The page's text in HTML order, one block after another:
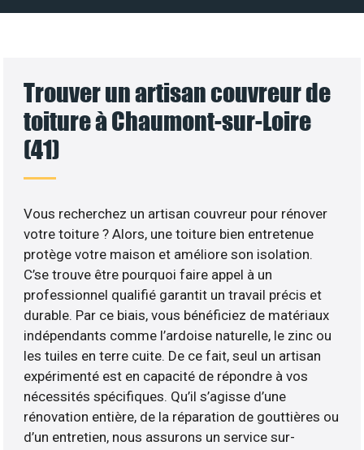
Trouver un artisan couvreur de
toiture à Chaumont-sur-Loire
(41)
Vous recherchez un artisan couvreur pour rénover
votre toiture ? Alors, une toiture bien entretenue
protège votre maison et améliore son isolation.
C’se trouve être pourquoi faire appel à un
professionnel qualifié garantit un travail précis et
durable. Par ce biais, vous bénéficiez de matériaux
indépendants comme l’ardoise naturelle, le zinc ou
les tuiles en terre cuite. De ce fait, seul un artisan
expérimenté est en capacité de répondre à vos
nécessités spécifiques. Qu’il s’agisse d’une
rénovation entière, de la réparation de gouttières ou
d’un entretien, nous assurons un service sur-